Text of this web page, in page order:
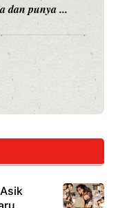
Buka Restoran